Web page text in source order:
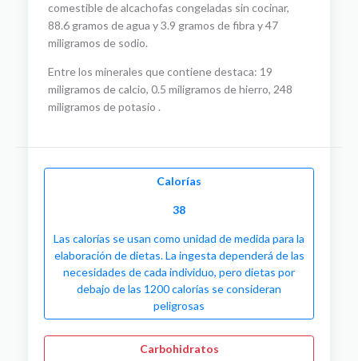
comestible de alcachofas congeladas sin cocinar,
88.6 gramos de agua y 3.9 gramos de fibra y 47
miligramos de sodio.
Entre los minerales que contiene destaca: 19
miligramos de calcio, 0.5 miligramos de hierro, 248
miligramos de potasio .
Calorías
38
Las calorías se usan como unidad de medida para la
elaboración de dietas. La ingesta dependerá de las
necesidades de cada individuo, pero dietas por
debajo de las 1200 calorías se consideran
peligrosas
Carbohidratos